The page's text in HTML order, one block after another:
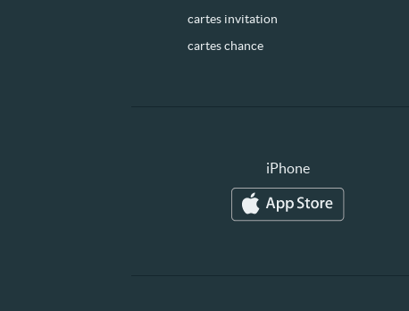
cartes invitation
cartes chance
iPhone